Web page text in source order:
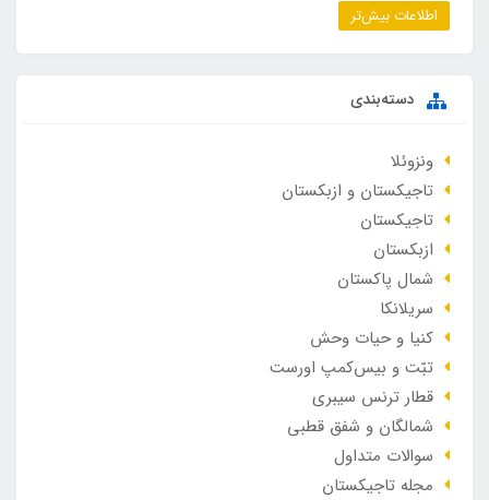
اطلاعات بیش‌تر
دسته‌بندی
ونزوئلا
تاجیکستان و ازبکستان
تاجیکستان
ازبکستان
شمال پاکستان
سریلانکا
کنیا و حیات وحش
تبّت و بیس‌کمپ اورست
قطار ترنس سیبری
شمالگان و شفق قطبی
سوالات متداول
مجله تاجیکستان